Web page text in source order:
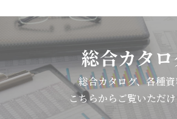
総合カタ
総合カタログ、各種
こちらからご覧いただけ